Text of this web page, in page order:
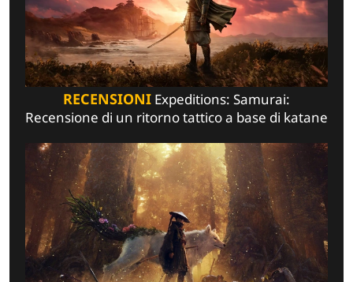
RECENSIONI Expeditions: Samurai:
Recensione di un ritorno tattico a base di katane